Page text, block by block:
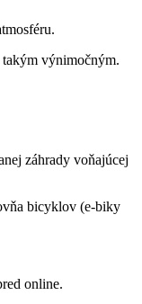
takým výnimočným.
záhrady voňajúcej
bicyklov (e-biky
online.